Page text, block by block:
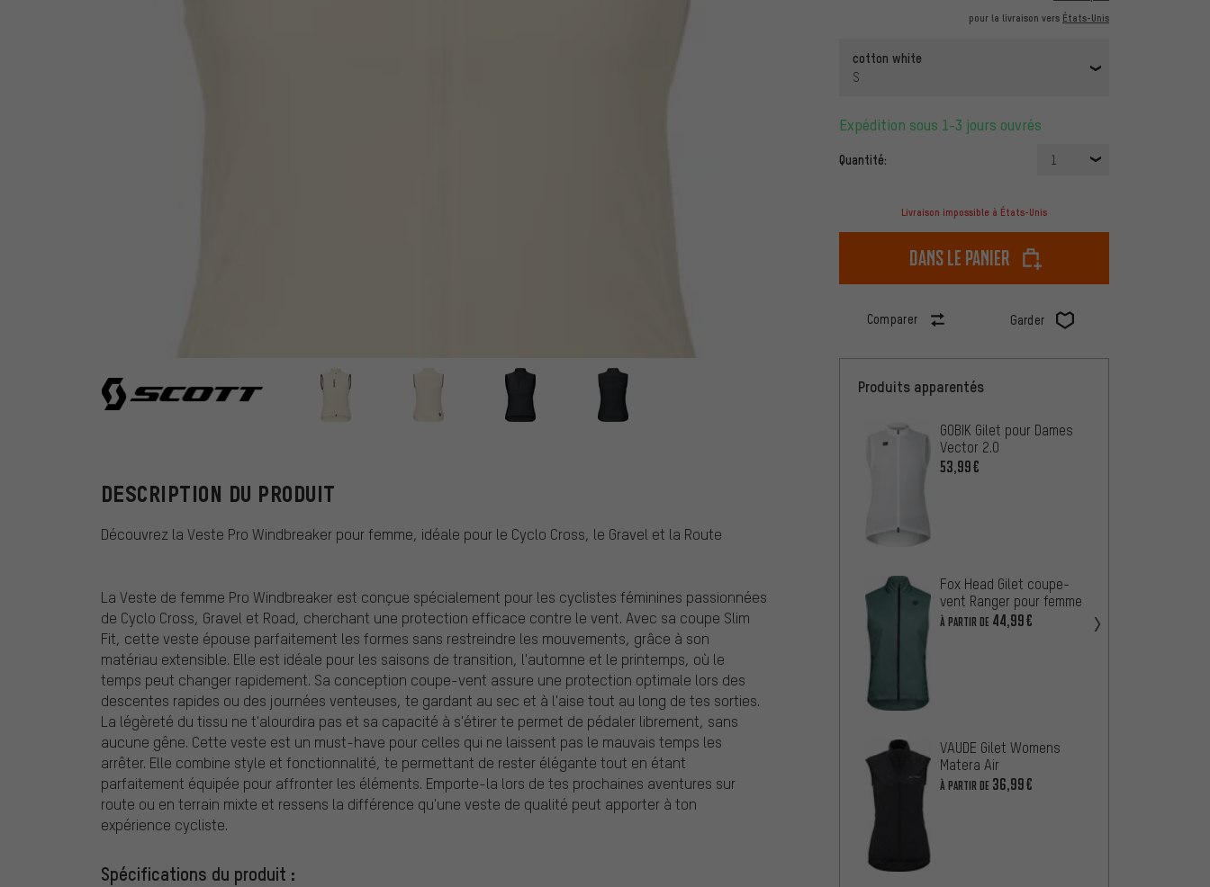
pour la livraison vers États-Unis
cotton white
S
Expédition sous 1-3 jours ouvrés
Quantité: 1
Livraison impossible à États-Unis
dans le panier
Comparer Garder
DESCRIPTION DU PRODUIT
Découvrez la Veste Pro Windbreaker pour femme, idéale pour le Cyclo Cross, le Gravel et la Route
La Veste de femme Pro Windbreaker est conçue spécialement pour les cyclistes féminines passionnées
de Cyclo Cross, Gravel et Road, cherchant une protection efficace contre le vent. Avec sa coupe Slim
Fit, cette veste épouse parfaitement les formes sans restreindre les mouvements, grâce à son
matériau extensible. Elle est idéale pour les saisons de transition, l'automne et le printemps, où le
temps peut changer rapidement. Sa conception coupe-vent assure une protection optimale lors des
descentes rapides ou des journées venteuses, te gardant au sec et à l'aise tout au long de tes sorties.
La légèreté du tissu ne t'alourdira pas et sa capacité à s'étirer te permet de pédaler librement, sans
aucune gêne. Cette veste est un must-have pour celles qui ne laissent pas le mauvais temps les
arrêter. Elle combine style et fonctionnalité, te permettant de rester élégante tout en étant
parfaitement équipée pour affronter les éléments. Emporte-la lors de tes prochaines aventures sur
route ou en terrain mixte et ressens la différence qu'une veste de qualité peut apporter à ton
expérience cycliste.
Spécifications du produit :
Produits apparentés
GOBIK Gilet pour Dames
Vector 2.0
53,99€
Fox Head Gilet coupe-
vent Ranger pour femme
À PARTIR DE 44,99€
VAUDE Gilet Womens
Matera Air
À PARTIR DE 36,99€